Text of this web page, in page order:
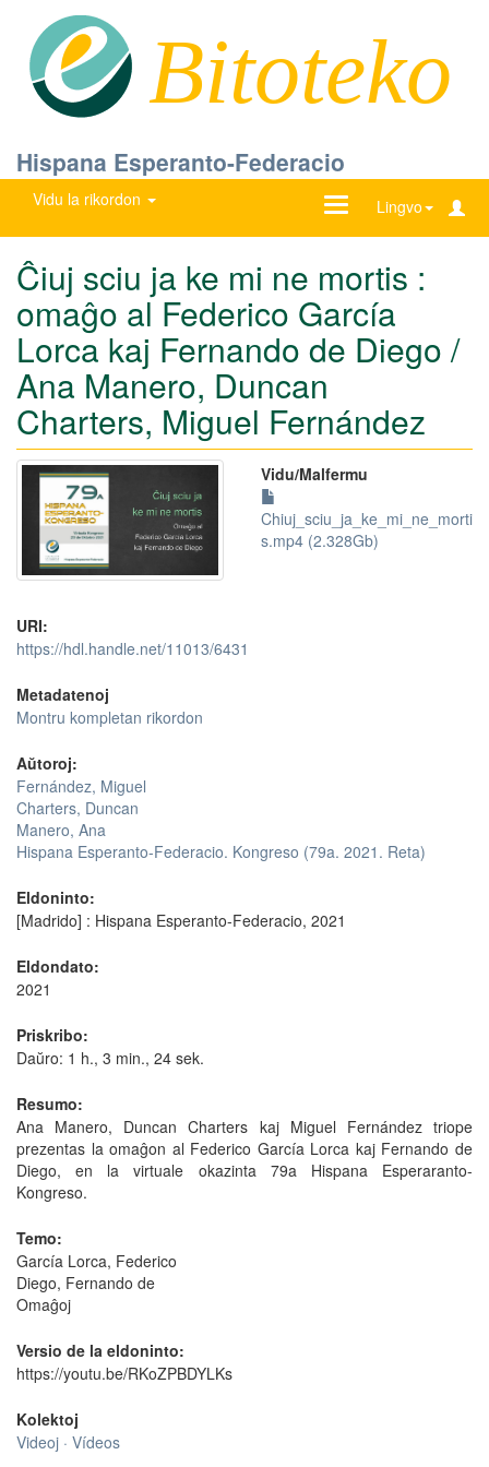
Bitoteko
Hispana Esperanto-Federacio
Vidu la rikordon Lingvo
Ŝanĝu
Ĉiuj sciu ja ke mi ne mortis :
omaĝo al Federico García
Lorca kaj Fernando de Diego /
Ana Manero, Duncan
Charters, Miguel Fernández
Vidu/Malfermu
Chiuj_sciu_ja_ke_mi_ne_morti
s.mp4 (2.328Gb)
URI:
https://hdl.handle.net/11013/6431
Metadatenoj
Montru kompletan rikordon
Aŭtoroj:
Fernández, Miguel
Charters, Duncan
Manero, Ana
Hispana Esperanto-Federacio. Kongreso (79a. 2021. Reta)
Eldoninto:
[Madrido] : Hispana Esperanto-Federacio, 2021
Eldondato:
2021
Priskribo:
Daŭro: 1 h., 3 min., 24 sek.
Resumo:
Ana Manero, Duncan Charters kaj Miguel Fernández triope
prezentas la omaĝon al Federico García Lorca kaj Fernando de
Diego, en la virtuale okazinta 79a Hispana Esperaranto-
Kongreso.
Temo:
García Lorca, Federico
Diego, Fernando de
Omaĝoj
Versio de la eldoninto:
https://youtu.be/RKoZPBDYLKs
Kolektoj
Videoj · Vídeos